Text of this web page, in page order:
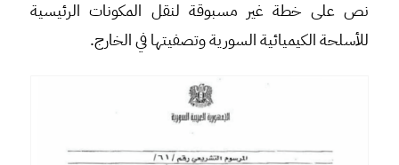
نص على خطة غير مسبوقة لنقل المكونات الرئيسية
للأسلحة الكيميائية السورية وتصفيتها في الخارج.